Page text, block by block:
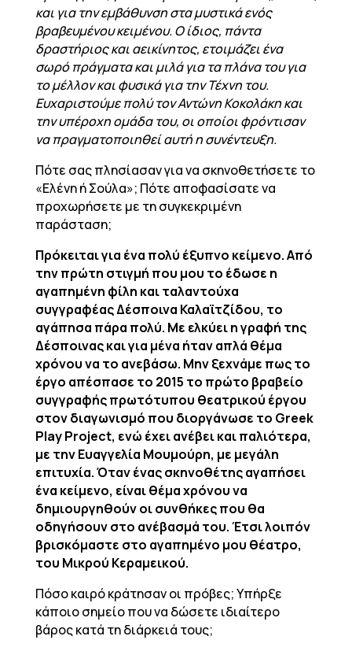
και για την εμβάθυνση στα μυστικά ενός
βραβευμένου κειμένου. Ο ίδιος, πάντα
δραστήριος και αεικίνητος, ετοιμάζει ένα
σωρό πράγματα και μιλά για τα πλάνα του για
το μέλλον και φυσικά για την Τέχνη του.
Ευχαριστούμε πολύ τον Αντώνη Κοκολάκη και
την υπέροχη ομάδα του, οι οποίοι φρόντισαν
να πραγματοποιηθεί αυτή η συνέντευξη.
Πότε σας πλησίασαν για να σκηνοθετήσετε το
«Ελένη ή Σούλα»; Πότε αποφασίσατε να
προχωρήσετε με τη συγκεκριμένη
παράσταση;
Πρόκειται για ένα πολύ έξυπνο κείμενο. Από
την πρώτη στιγμή που μου το έδωσε η
αγαπημένη φίλη και ταλαντούχα
συγγραφέας Δέσποινα Καλαϊτζίδου, το
αγάπησα πάρα πολύ. Με ελκύει η γραφή της
Δέσποινας και για μένα ήταν απλά θέμα
χρόνου να το ανεβάσω. Μην ξεχνάμε πως το
έργο απέσπασε το 2015 το πρώτο βραβείο
συγγραφής πρωτότυπου θεατρικού έργου
στον διαγωνισμό που διοργάνωσε το Greek
Play Project, ενώ έχει ανέβει και παλιότερα,
με την Ευαγγελία Μουμούρη, με μεγάλη
επιτυχία. Όταν ένας σκηνοθέτης αγαπήσει
ένα κείμενο, είναι θέμα χρόνου να
δημιουργηθούν οι συνθήκες που θα
οδηγήσουν στο ανέβασμά του. Έτσι λοιπόν
βρισκόμαστε στο αγαπημένο μου θέατρο,
του Μικρού Κεραμεικού.
Πόσο καιρό κράτησαν οι πρόβες; Υπήρξε
κάποιο σημείο που να δώσετε ιδιαίτερο
βάρος κατά τη διάρκειά τους;